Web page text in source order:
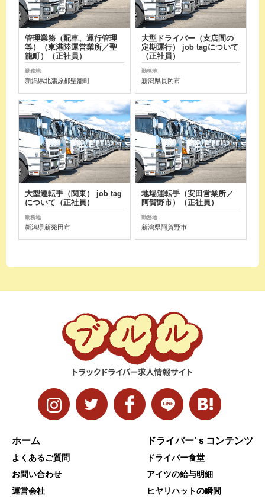
管理業務（配車、運行管理
等）（東港陸運営業所／聖
籠町）（正社員）
勤務地
新潟県北蒲原郡聖籠町
大型ドライバー（支店間の
定期運行） job tagについて
（正社員）
勤務地
新潟県長岡市
大型運転手（関東） job tag
について（正社員）
勤務地
新潟県新発田市
地場運転手（安田営業所／
阿賀野市）（正社員）
勤務地
新潟県阿賀野市
ホーム
よくあるご質問
お問い合わせ
運営会社
ドライバー’ｓコンテンツ
ドライバー食堂
アイツの給与明細
ヒヤリハットの瞬間